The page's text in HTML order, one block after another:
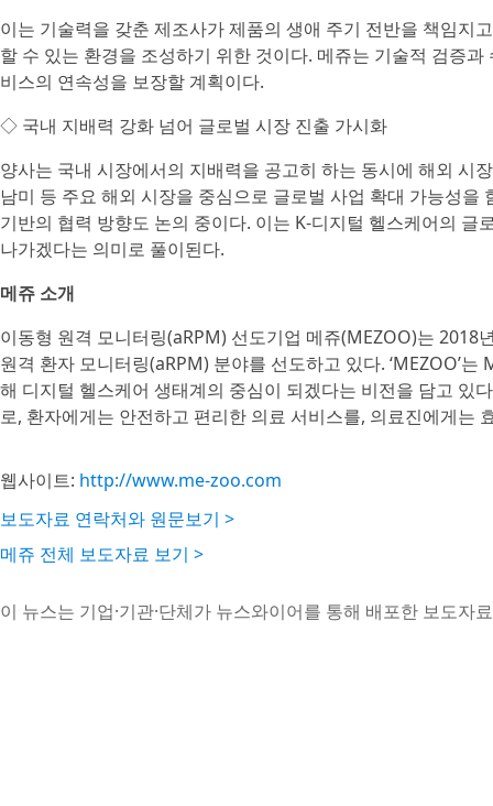
이는 기술력을 갖춘 제조사가 제품의 생애 주기 전반을 책임지
할 수 있는 환경을 조성하기 위한 것이다. 메쥬는 기술적 검증
비스의 연속성을 보장할 계획이다.
◇ 국내 지배력 강화 넘어 글로벌 시장 진출 가시화
양사는 국내 시장에서의 지배력을 공고히 하는 동시에 해외 시
남미 등 주요 해외 시장을 중심으로 글로벌 사업 확대 가능성
기반의 협력 방향도 논의 중이다. 이는 K-디지털 헬스케어의
나가겠다는 의미로 풀이된다.
메쥬 소개
이동형 원격 모니터링(aRPM) 선도기업 메쥬(MEZOO)는
원격 환자 모니터링(aRPM) 분야를 선도하고 있다. ‘MEZOO’
해 디지털 헬스케어 생태계의 중심이 되겠다는 비전을 담고 있
로, 환자에게는 안전하고 편리한 의료 서비스를, 의료진에게는
웹사이트: http://www.me-zoo.com
보도자료 연락처와 원문보기 >
메쥬 전체 보도자료 보기 >
이 뉴스는 기업·기관·단체가 뉴스와이어를 통해 배포한 보도자